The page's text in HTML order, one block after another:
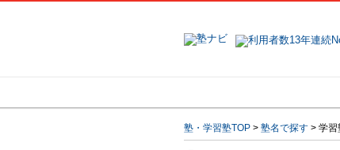
塾・学習塾TOP > 塾名で探す > 学習